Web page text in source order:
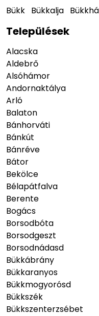
Bükk Bükkalja
Települések
Alacska
Aldebrő
Alsóhámor
Andornaktálya
Arló
Balaton
Bánhorváti
Bánkút
Bánréve
Bátor
Bekölce
Bélapátfalva
Berente
Bogács
Borsodbóta
Borsodgeszt
Borsodnádasd
Bükkábrány
Bükkaranyos
Bükkmogyorósd
Bükkszék
Bükkszenterzsébet